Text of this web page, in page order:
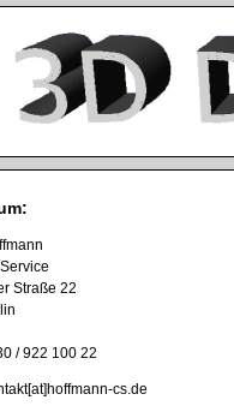
Straße 22
/ 922 100 22
cs.de